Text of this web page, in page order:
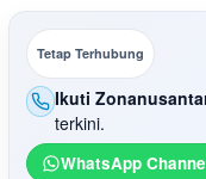
Tetap Terhubung
Ikuti
terkini.
WhatsApp